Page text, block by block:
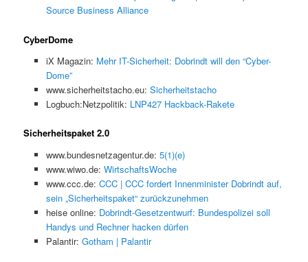
Source Business Alliance
CyberDome
iX Magazin: Mehr IT-Sicherheit: Dobrindt will den “Cyber-
Dome”
www.sicherheitstacho.eu: Sicherheitstacho
Logbuch:Netzpolitik: LNP427 Hackback-Rakete
Sicherheitspaket 2.0
www.bundesnetzagentur.de: 5(1)(e)
www.wiwo.de: WirtschaftsWoche
www.ccc.de: CCC | CCC fordert Innenminister Dobrindt auf,
sein „Sicherheitspaket“ zurückzunehmen
heise online: Dobrindt-Gesetzentwurf: Bundespolizei soll
Handys und Rechner hacken dürfen
Palantir: Gotham | Palantir